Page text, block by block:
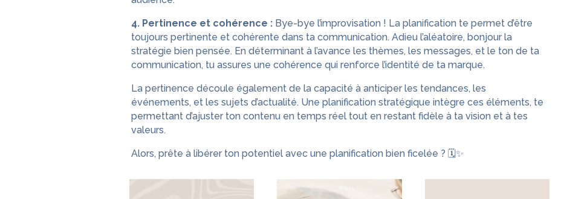
4. Pertinence et cohérence :Bye-bye l’improvisation ! La planification te permet d’être
toujours pertinente et cohérente dans ta communication. Adieu l’aléatoire, bonjour la
stratégie bien pensée. En déterminant à l’avance les thèmes, les messages, et le ton de ta
communication, tu assures une cohérence qui renforce l’identité de ta marque.
La pertinence découle également de la capacité à anticiper les tendances, les
événements, et les sujets d’actualité. Une planification stratégique intègre ces éléments, te
permettant d’ajuster ton contenu en temps réel tout en restant fidèle à ta vision et à tes
valeurs.
Alors, prête à libérer ton potentiel avec une planification bien ficelée ? 🗓️✨